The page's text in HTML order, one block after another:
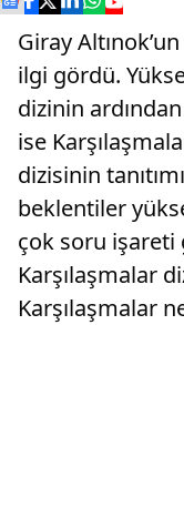
Giray
ilgi gördü.
dizinin
ise
dizisinin
beklentiler
çok soru işareti
Karşılaşmalar
Karşılaşmalar